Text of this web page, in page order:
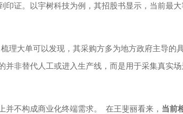
证。以宇树科技为例，其招股书显示，当前最
理大单可以发现，其采购方多为地方政府主导
并非替代人工或进入生产线，而是用于采集真实
并不构成商业化终端需求。 在王斐丽看来， 当前